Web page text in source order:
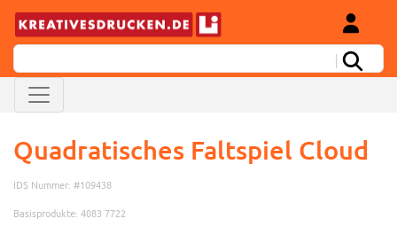
Quadratisches Faltspiel Cloud
IDS Nummer: #109438
Basisprodukte: 4083 7722